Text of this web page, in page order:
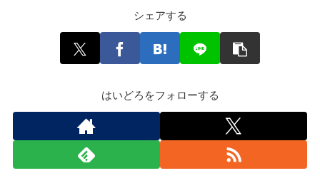
シェアする
はいどろをフォローする